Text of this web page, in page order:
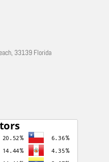
33139 Florida